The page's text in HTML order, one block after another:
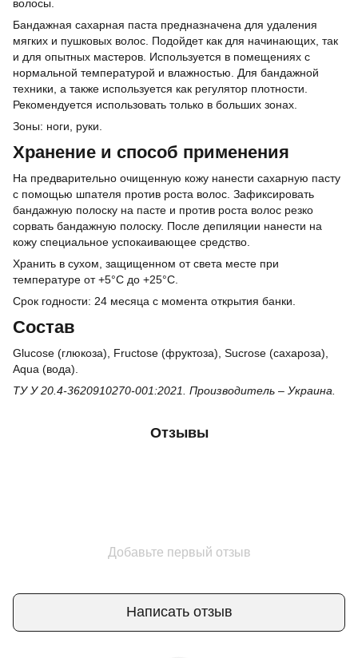
волосы.
Бандажная сахарная паста предназначена для удаления
мягких и пушковых волос. Подойдет как для начинающих, так
и для опытных мастеров. Используется в помещениях с
нормальной температурой и влажностью. Для бандажной
техники, а также используется как регулятор плотности.
Рекомендуется использовать только в больших зонах.
Зоны: ноги, руки.
Хранение и способ применения
На предварительно очищенную кожу нанести сахарную пасту
с помощью шпателя против роста волос. Зафиксировать
бандажную полоску на пасте и против роста волос резко
сорвать бандажную полоску. После депиляции нанести на
кожу специальное успокаивающее средство.
Хранить в сухом, защищенном от света месте при
температуре от +5°C до +25°C.
Срок годности: 24 месяца с момента открытия банки.
Состав
Glucose (глюкоза), Fructose (фруктоза), Sucrose (сахароза),
Aqua (вода).
ТУ У 20.4-3620910270-001:2021. Производитель – Украина.
Отзывы
Добавьте первый отзыв
Написать отзыв